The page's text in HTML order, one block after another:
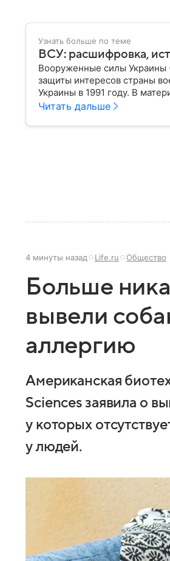
Узнать больше по теме
ВСУ: расшифровка,
Вооруженные силы Украины
защиты интересов страны
Украины в 1991 году. В
Читать дальше
4 минуты назад Life.ru Общество
Больше
вывели
аллергию
Американская
Sciences заявила о
у которых
у людей.